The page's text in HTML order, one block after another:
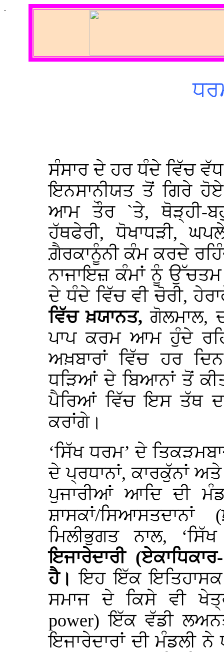
.
ਸੰਸਾਰ ਦੇ ਹਰ ਧੰਦੇ ਵਿੱਚ
ਇਨਸਾਨੀਯਤ ਤੋਂ ਗਿਰੇ
ਆਮ ਤੌਰ `ਤੇ, ਥੋੜ੍ਹੀ-
ਹੱਥਫੇਰੀ, ਧੋਖਾਧੜੀ,
ਗ਼ੈਰਕਾਨੂੰਨੀ ਕੰਮ ਕਰਦੇ
ਨਾਜਾਇਜ਼ ਕੰਮਾਂ ਨੂੰ
ਦੇ ਧੰਦੇ ਵਿੱਚ ਵੀ ਚੋਰੀ,
ਵਿੱਚ ਖ਼ਯਾਨਤ,ਗੋਲਮਾਲ,
ਪਾਪ ਕਰਮ ਆਮ ਹੁੰਦੇ
ਅਖ਼ਬਾਰਾਂ ਵਿੱਚ ਹਰ
ਧੜਿਆਂ ਦੇ ਬਿਆਨਾਂ ਤੋਂ
ਪੈਰਿਆਂ ਵਿੱਚ ਇਸ ਤੱਥ
ਕਰਾਂਗੇ।
‘ਸਿੱਖ ਧਰਮ’ ਦੇ
ਦੇ ਪ੍ਰਧਾਨਾਂ, ਕਾਰਕੁੱਨਾਂ
ਪੁਜਾਰੀਆਂ ਆਦਿ ਦੀ
ਸ਼ਾਸਕਾਂ/
ਮਿਲੀਭੁਗਤ ਨਾਲ,
ਇਜਾਰੇਦਾਰੀ (ਏਕਾਧਿਕਾਰ-
ਹੈ।ਇਹ ਇੱਕ ਇਤਿਹਾਸਕ
ਸਮਾਜ ਦੇ ਕਿਸੇ ਵੀ
power) ਇੱਕ ਵੱਡੀ
ਇਜਾਰੇਦਾਰਾਂ ਦੀ ਮੰਡਲੀ